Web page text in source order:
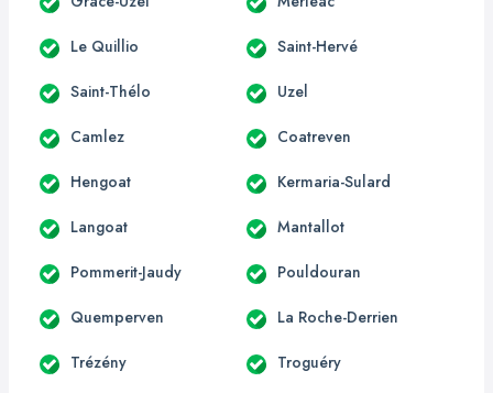
Le Quillio Saint-Hervé
Saint-Thélo Uzel
Camlez Coatreven
Hengoat Kermaria-Sulard
Langoat Mantallot
Pommerit-Jaudy Pouldouran
Quemperven La Roche-Derrien
Trézény Troguéry